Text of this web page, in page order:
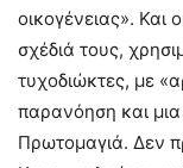
οικογένειας». Και
σχέδιά τους,
τυχοδιώκτες, με
παρανόηση και
Πρωτομαγιά. Δεν